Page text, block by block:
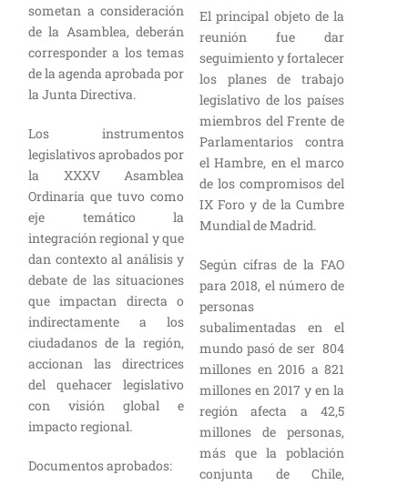
sometan a consideración
de la Asamblea, deberán
corresponder a los temas
de la agenda aprobada por
la Junta Directiva.
Los instrumentos
legislativos aprobados por
la XXXV Asamblea
Ordinaria que tuvo como
eje temático la
integración regional y que
dan contexto al análisis y
debate de las situaciones
que impactan directa o
indirectamente a los
ciudadanos de la región,
accionan las directrices
del quehacer legislativo
con visión global e
impacto regional.
Documentos aprobados:
El principal objeto de la
reunión fue dar
seguimiento y fortalecer
los planes de trabajo
legislativo de los países
miembros del Frente de
Parlamentarios contra
el Hambre, en el marco
de los compromisos del
IX Foro y de la Cumbre
Mundial de Madrid.
Según cifras de la FAO
para 2018, el número de
personas
subalimentadas en el
mundo pasó de ser 804
millones en 2016 a 821
millones en 2017 y en la
región afecta a 42,5
millones de personas,
más que la población
conjunta de Chile,